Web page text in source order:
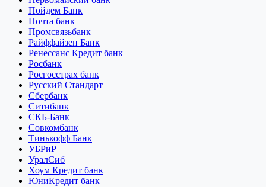
Пойдем Банк
Почта банк
Промсвязьбанк
Райффайзен Банк
Ренессанс Кредит банк
Росбанк
Росгосстрах банк
Русский Стандарт
Сбербанк
Ситибанк
СКБ-Банк
Совкомбанк
Тинькофф Банк
УБРиР
УралСиб
Хоум Кредит банк
ЮниКредит банк